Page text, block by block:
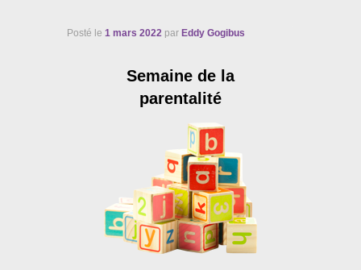
Posté le 1 mars 2022 par Eddy Gogibus
Semaine de la
parentalité